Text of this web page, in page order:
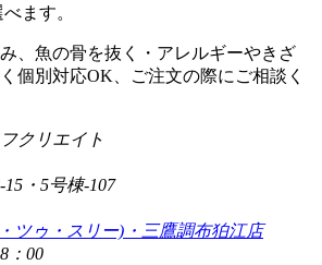
ます。
、魚の骨を抜く・アレルギーやきざ
個別対応OK、ご注文の際にご相談く
クリエイト
・5号棟-107
ツゥ・スリー)・三鷹調布狛江店
：00